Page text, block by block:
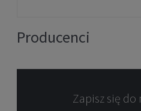
Producenci
Zapisz się do